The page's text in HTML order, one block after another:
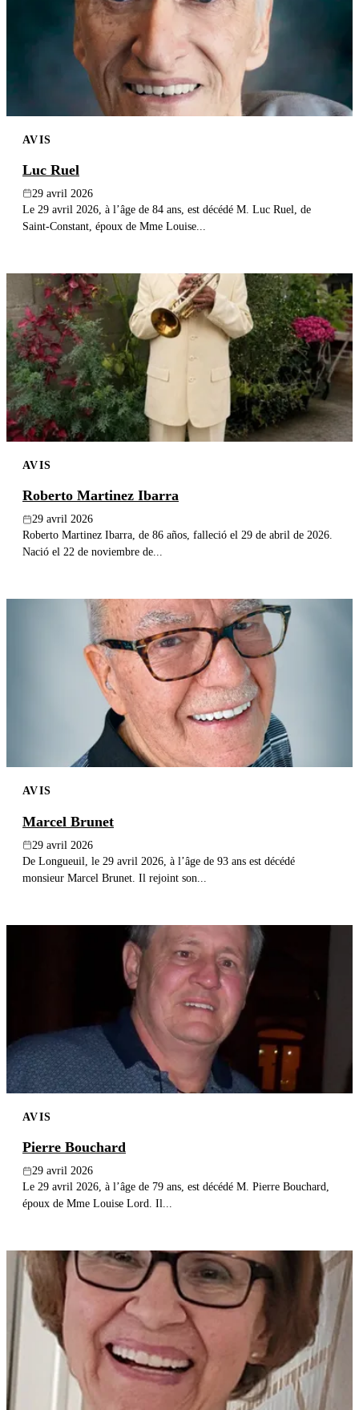
AVIS
Luc Ruel
29 avril 2026
Le 29 avril 2026, à l’âge de 84 ans, est décédé M. Luc Ruel, de
Saint-Constant, époux de Mme Louise...
AVIS
Roberto Martinez Ibarra
29 avril 2026
Roberto Martinez Ibarra, de 86 años, falleció el 29 de abril de 2026.
Nació el 22 de noviembre de...
AVIS
Marcel Brunet
29 avril 2026
De Longueuil, le 29 avril 2026, à l’âge de 93 ans est décédé
monsieur Marcel Brunet. Il rejoint son...
AVIS
Pierre Bouchard
29 avril 2026
Le 29 avril 2026, à l’âge de 79 ans, est décédé M. Pierre Bouchard,
époux de Mme Louise Lord. Il...